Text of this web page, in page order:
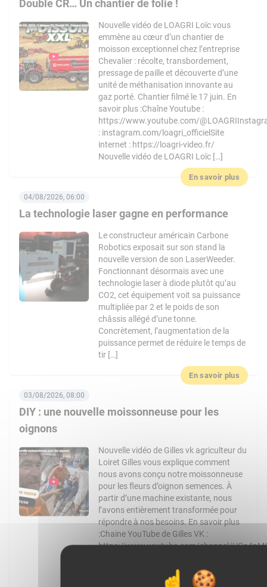
Double CR… Un chantier de folie !
Nouvelle vidéo de LOAGRI Loïc vous
emmène au cœur d’un chantier de
moisson exceptionnel chez l’entreprise
Chevalier : récolte, transbordement,
pressage de paille et découverte d’une
unité de méthanisation innovante au
gaz porté. Chantier filmé le 17 juin. En
savoir plus :Chaîne Youtube :
https://www.youtube.com/
: instagram.com/loagri_officielSite
internet : https://loagri-video.fr/
Nouvelle vidéo de LOAGRI Loïc […]
En savoir plus
La technologie laser gagne en performance
04/08/2026, 06:00
Le constructeur américain Carbone
Robotics exposait sur son stand la
nouvelle version de son LaserWeeder.
Fonctionnant désormais avec une
technologie laser à diode plutôt qu’au
CO2, cet équipement voit sa puissance
multipliée par 2 et le poids de son
châssis allégé d’une tonne.
Concrètement, l’augmentation de la
puissance permet de réduire le temps de
tir […]
En savoir plus
DIY : une nouvelle moissonneuse pour les
oignons
03/08/2026, 08:00
Nouvelle vidéo de Gilles vk agriculteur du
Loiret Gilles vous explique comment
nous avons conçu notre moissonneuse
pour les fleurs d’oignon semences. À
partir d’une machine existante, nous
l’avons entièrement transformée pour
répondre à nos besoins. En savoir plus
:Chaine YouTube de Gilles VK :
https://www.youtube.com/channel/
https://www.facebook.com/Gilles_vk-
1728424127434851 Article de WikiAgri